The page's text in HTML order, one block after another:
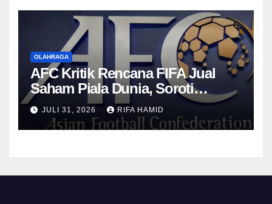
OLAHRAGA
AFC Kritik Rencana FIFA Jual
Saham Piala Dunia, Soroti
Transparansi
JULI 31, 2026 RIFA HAMID